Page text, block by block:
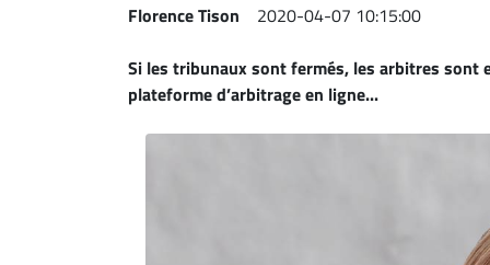
recrutements
TROUVEZ-
Florence Tison 2020-04-07 10:15:00
Si les tribunaux sont fermés, les arbitres sont
plateforme d’arbitrage en ligne...